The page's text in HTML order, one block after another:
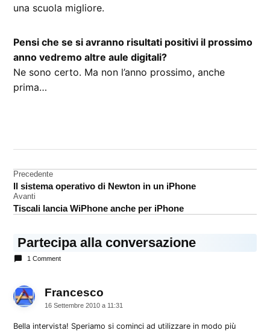
una scuola migliore.
Pensi che se si avranno risultati positivi il prossimo
anno vedremo altre aule digitali?
Ne sono certo. Ma non l’anno prossimo, anche
prima…
iPad
scuola
Navigazione
articoli
Precedente
Il sistema operativo di Newton in un iPhone
Avanti
Tiscali lancia WiPhone anche per iPhone
Partecipa alla conversazione
1 Comment
Francesco
16 Settembre 2010 a 11:31
Bella intervista! Speriamo si cominci ad utilizzare in modo più